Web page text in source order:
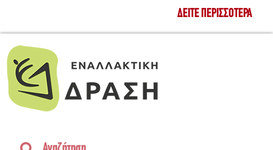
ΔΕΊΤΕ ΠΕΡΙΣΣΌΤΕΡΑ